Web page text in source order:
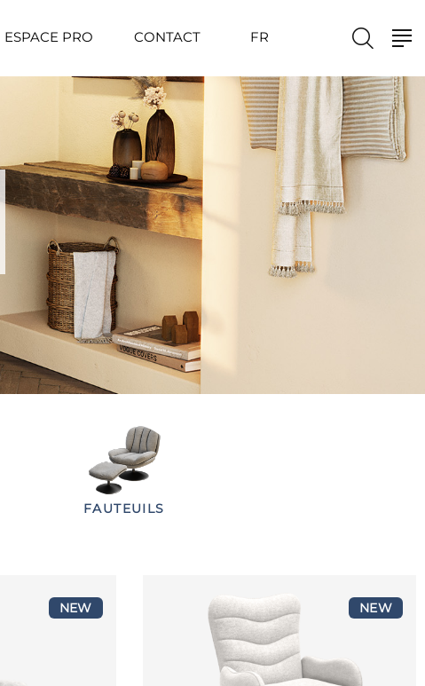
ESPACE PRO CONTACT FR
FAUTEUILS
NEW NEW